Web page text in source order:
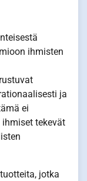
ihmisten
ja
ei
tekevät
jotka